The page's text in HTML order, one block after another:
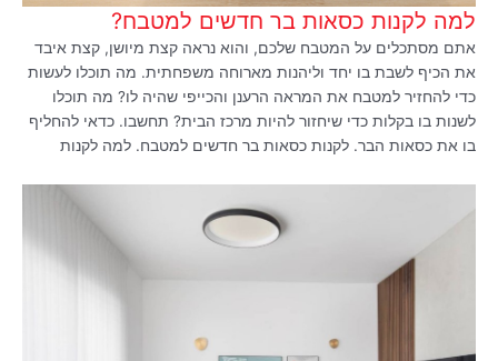
למה לקנות כסאות בר חדשים למטבח?
אתם מסתכלים על המטבח שלכם, והוא נראה קצת מיושן, קצת איבד
את הכיף לשבת בו יחד וליהנות מארוחה משפחתית. מה תוכלו לעשות
כדי להחזיר למטבח את המראה הרענן והכייפי שהיה לו? מה תוכלו
לשנות בו בקלות כדי שיחזור להיות מרכז הבית? תחשבו. כדאי להחליף
בו את כסאות הבר. לקנות כסאות בר חדשים למטבח. למה לקנות